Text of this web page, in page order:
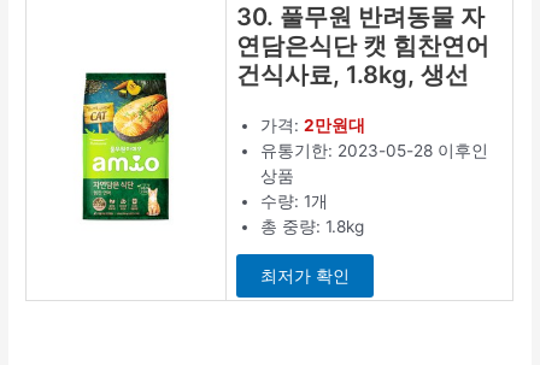
30. 풀무원 반려동물 자
연담은식단 캣 힘찬연어
건식사료, 1.8kg, 생선
가격:2만원대
유통기한: 2023-05-28 이후인
상품
수량: 1개
총 중량: 1.8kg
최저가 확인